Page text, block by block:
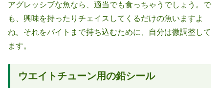
アグレッシブな魚なら、適当でも食っちゃうでしょう。で
も、興味を持ったりチェイスしてくるだけの魚いますよ
ね。それをバイトまで持ち込むために、自分は微調整して
ます。
ウエイトチューン用の鉛シール